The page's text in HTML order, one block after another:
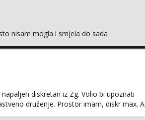
nisam mogla i smjela do sada
diskretan iz Zg. Volio bi upoznati
druženje. Prostor imam, diskr max. A